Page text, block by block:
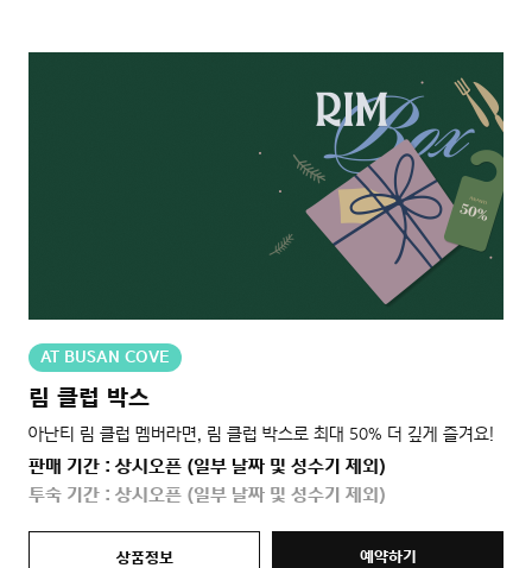
AT BUSAN COVE
림 클럽 박스
아난티 림 클럽 멤버라면, 림 클럽 박스로 최대 50% 더 깊게 즐겨요!
판매 기간 : 상시오픈 (일부 날짜 및 성수기 제외)
투숙 기간 : 상시오픈 (일부 날짜 및 성수기 제외)
상품정보 예약하기